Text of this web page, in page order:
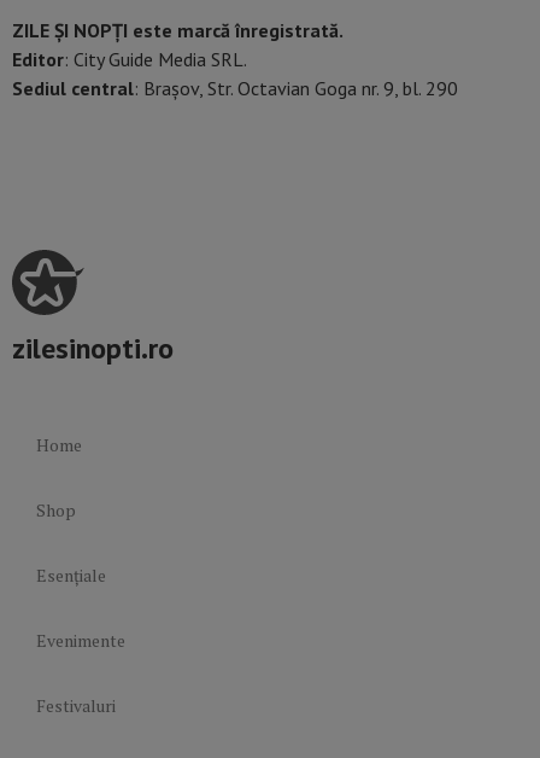
ZILE ȘI NOPȚI este marcă înregistrată.
Editor: City Guide Media SRL.
Sediul central: Brașov, Str. Octavian Goga nr. 9, bl. 290
zilesinopti.ro
Home
Shop
Esențiale
Evenimente
Festivaluri